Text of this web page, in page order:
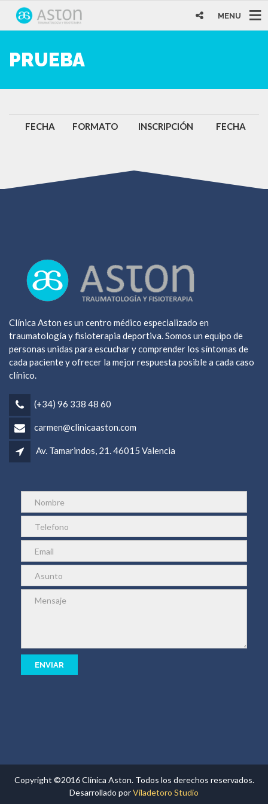
MENU
PRUEBA
FECHA FORMATO INSCRIPCIÓN FECHA
Clínica Aston es un centro médico especializado en
traumatología y fisioterapia deportiva. Somos un equipo de
personas unidas para escuchar y comprender los síntomas de
cada paciente y ofrecer la mejor respuesta posible a cada caso
clínico.
(+34) 96 338 48 60
carmen@clinicaaston.com
Av. Tamarindos, 21. 46015 Valencia
Copyright ©2016 Clínica Aston. Todos los derechos reservados.
Desarrollado porViladetoro Studio